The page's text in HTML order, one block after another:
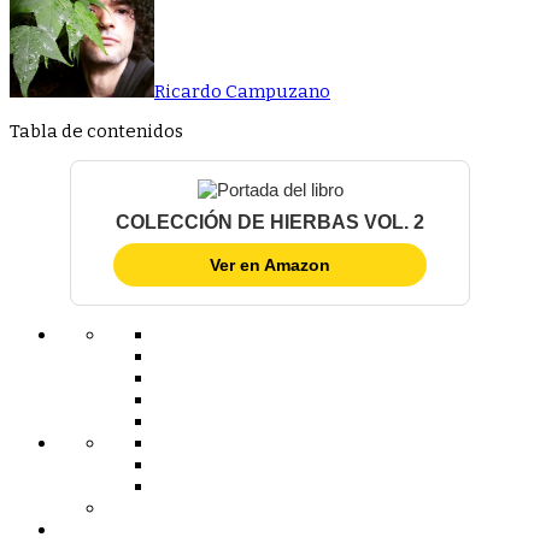
MODIFICAR
NUESTRO
GENOMA?
Ricardo Campuzano
Tabla de contenidos
COLECCIÓN DE HIERBAS VOL. 2
Ver en Amazon